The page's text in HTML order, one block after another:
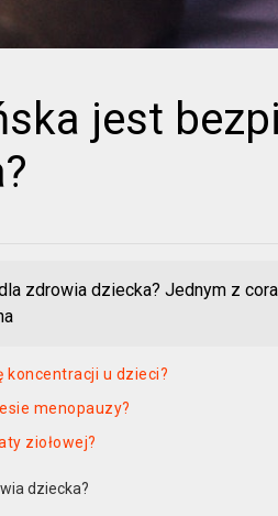
jest
zdrowia dziecka? Jednym z
koncentracji u dzieci?
menopauzy?
ziołowej?
dziecka?